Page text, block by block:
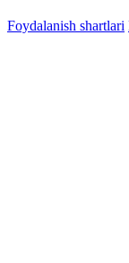
Foydalanish shartlari